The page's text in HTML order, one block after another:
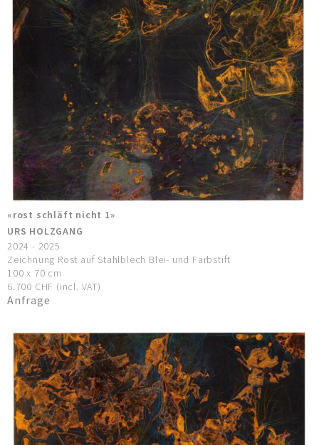
«rost schläft nicht 1»
URS HOLZGANG
2024 - 2025
Zeichnung Rost auf Stahlblech Blei- und Farbstift
100 x 70 cm
6.700 CHF (incl. VAT)
Anfrage